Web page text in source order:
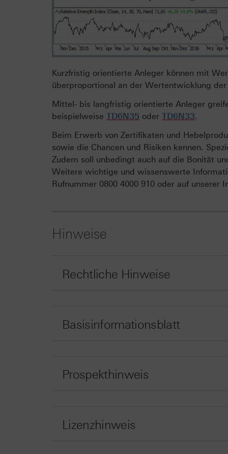
Kurzfristig orientierte Anleger können mit
überproportional an der Wertentwicklung
Mittel- bis langfristig orientierte Anleger
beispielweise TD6N35 oder TD6N33.
Beim Erwerb von Zertifikaten und
sowie die Chancen und Risiken kennen.
Zudem soll unbedingt auch auf die Bonität
Weitere wichtige und wissenswerte
Rufnummer 0800 4000 910 oder auf unserer
Hinweise
Rechtliche Hinweise
Basisinformationsblatt
Prospekthinweis
Lizenzhinweis